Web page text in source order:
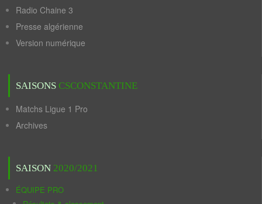
Radio Chaine 3
Presse algérienne
Version numérique
SAISONS CSCONSTANTINE
Matchs Ligue 1 Pro
Archives
SAISON 2020/2021
ÉQUIPE PRO